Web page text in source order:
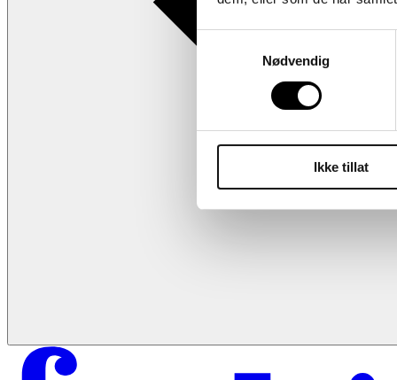
Nødvendig
Ikke tillat